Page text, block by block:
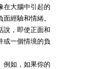
在大腦中引起的
經驗和情緒。
說，即使正面和
或一個情境的負
例如，如果你的